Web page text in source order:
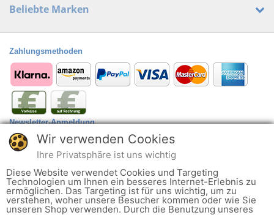
Beliebte Marken
Zahlungsmethoden
Newsletter-Anmeldung
@
werden.
Ob alltagstauglich oder zu einem besonderen Anlass wie Hochzeit oder
Wir verwenden Cookies
Ihre Privatsphäre ist uns wichtig
Diese Website verwendet Cookies und Targeting
Technologien um Ihnen ein besseres Internet-Erlebnis zu
ermöglichen. Das Targeting ist für uns wichtig, um zu
verstehen, woher unsere Besucher kommen oder wie Sie
unseren Shop verwenden. Durch die Benutzung unseres